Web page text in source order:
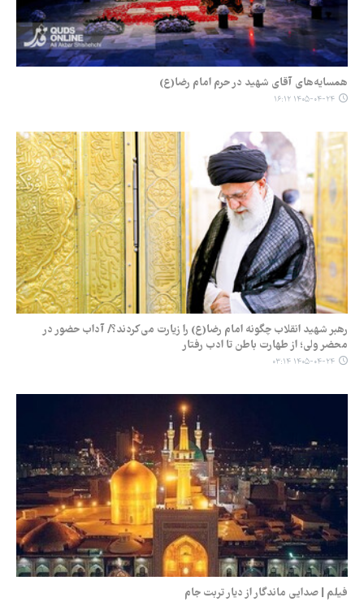
همسایه‌های آقای شهید در حرم امام رضا(ع)
۱۴۰۵-۰۴-۲۴ ۱۶:۱۲
رهبر شهید انقلاب چگونه امام رضا(ع) را زیارت می‌کردند؟/ آداب حضور در
محضر ولی؛ از طهارت باطن تا ادب رفتار
۱۴۰۵-۰۴-۲۴ ۰۳:۱۴
فیلم | صدایی ماندگار از دیار تربت جام